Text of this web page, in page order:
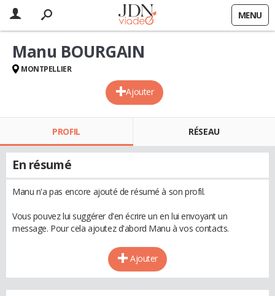
MENU
Ajouter
Manu BOURGAIN
MONTPELLIER
PROFIL RÉSEAU
En résumé
Manu n'a pas encore ajouté de résumé à son profil.
Vous pouvez lui suggérer d'en écrire un en lui envoyant un
message. Pour cela ajoutez d'abord Manu à vos contacts.
Ajouter